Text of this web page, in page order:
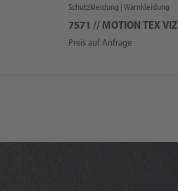
Schutzkleidung | Warnkleidung
7571 // MOTION TEX VIZ
Preis auf Anfrage